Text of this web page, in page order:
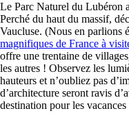
Le Parc Naturel du Lubéron
Perché du haut du massif,
Vaucluse. (Nous en parlions
magnifiques de France à
offre une trentaine de
les autres ! Observez les
hauteurs et n’oubliez pas
d’architecture seront ravis
destination pour les vacances